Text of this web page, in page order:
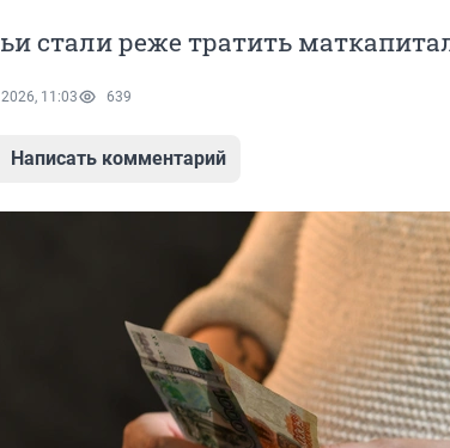
стали реже тратить
11:03 639
Написать комментарий